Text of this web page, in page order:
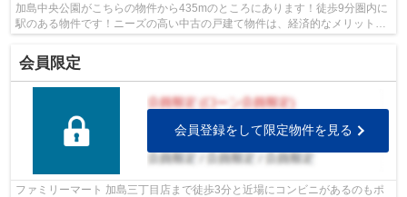
加島中央公園がこちらの物件から435mのところにあります！徒歩9分圏内に
駅のある物件です！ニーズの高い中古の戸建て物件は、経済的なメリットも
会員限定
会員登録をして限定物件を見る
ファミリーマート 加島三丁目店まで徒歩3分と近場にコンビニがあるのもポ